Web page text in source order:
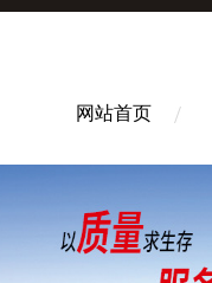
网站首页